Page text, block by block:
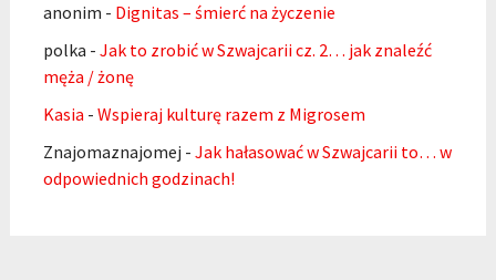
anonim - Dignitas – śmierć na życzenie
polka - Jak to zrobić w Szwajcarii cz. 2… jak znaleźć
męża / żonę
Kasia - Wspieraj kulturę razem z Migrosem
Znajomaznajomej - Jak hałasować w Szwajcarii to… w
odpowiednich godzinach!